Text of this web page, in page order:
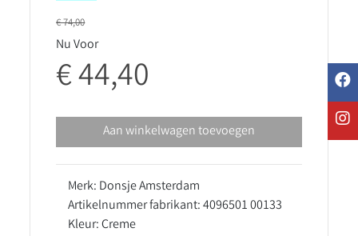
€ 74,00
Nu Voor
€ 44,40
Aan winkelwagen toevoegen
Merk: Donsje Amsterdam
Artikelnummer fabrikant: 4096501 00133
Kleur: Creme